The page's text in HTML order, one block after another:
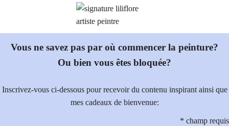
Vous ne savez pas par où commencer la peinture?
Ou bien vous êtes bloquée?
Inscrivez-vous ci-dessous pour recevoir du contenu inspirant ainsi que
mes cadeaux de bienvenue:
* champ requis